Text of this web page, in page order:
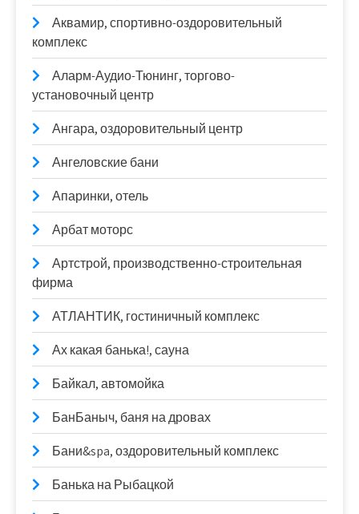
Аквамир, спортивно-оздоровительный
комплекс
Аларм-Аудио-Тюнинг, торгово-
установочный центр
Ангара, оздоровительный центр
Ангеловские бани
Апаринки, отель
Арбат моторс
Артстрой, производственно-строительная
фирма
АТЛАНТИК, гостиничный комплекс
Ах какая банька!, сауна
Байкал, автомойка
БанБаныч, баня на дровах
Бани&spa, оздоровительный комплекс
Банька на Рыбацкой